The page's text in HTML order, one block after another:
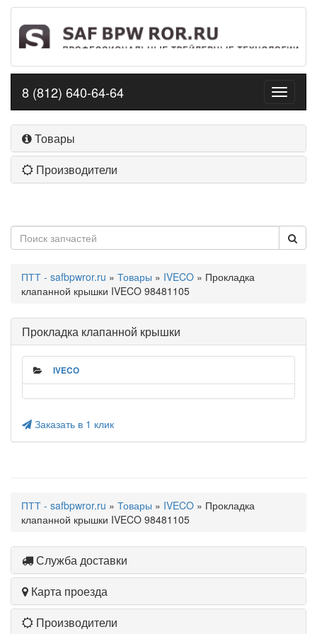
Toggle
8 (812) 640-64-64
Товары
Производители
ПТТ - safbpwror.ru » Товары » IVECO » Прокладка
клапанной крышки IVECO 98481105
Прокладка клапанной крышки
IVECO
Заказать в 1 клик
ПТТ - safbpwror.ru » Товары » IVECO » Прокладка
клапанной крышки IVECO 98481105
Служба доставки
Карта проезда
Производители